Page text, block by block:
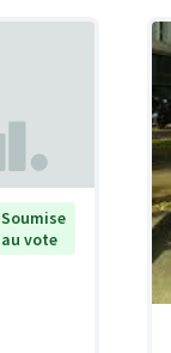
Soumise
au vote